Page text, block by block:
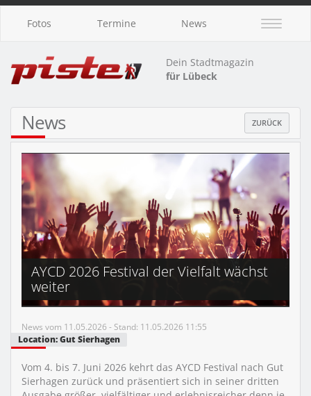
Fotos Termine News
Dein Stadtmagazin
für Lübeck
News ZURÜCK
AYCD 2026 Festival der Vielfalt wächst
weiter
News vom 11.05.2026 - Stand: 11.05.2026 11:55
Location: Gut Sierhagen
Vom 4. bis 7. Juni 2026 kehrt das AYCD Festival nach Gut
Sierhagen zurück und präsentiert sich in seiner dritten